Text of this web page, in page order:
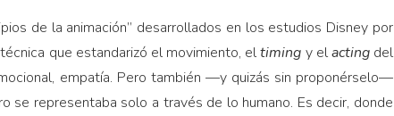
de la animación” desarrollados en los estudios Disney por
que estandarizó el movimiento, eltiming y elacting del
empatía. Pero también —y quizás sin proponérselo—
se representaba solo a través de lo humano. Es decir, donde